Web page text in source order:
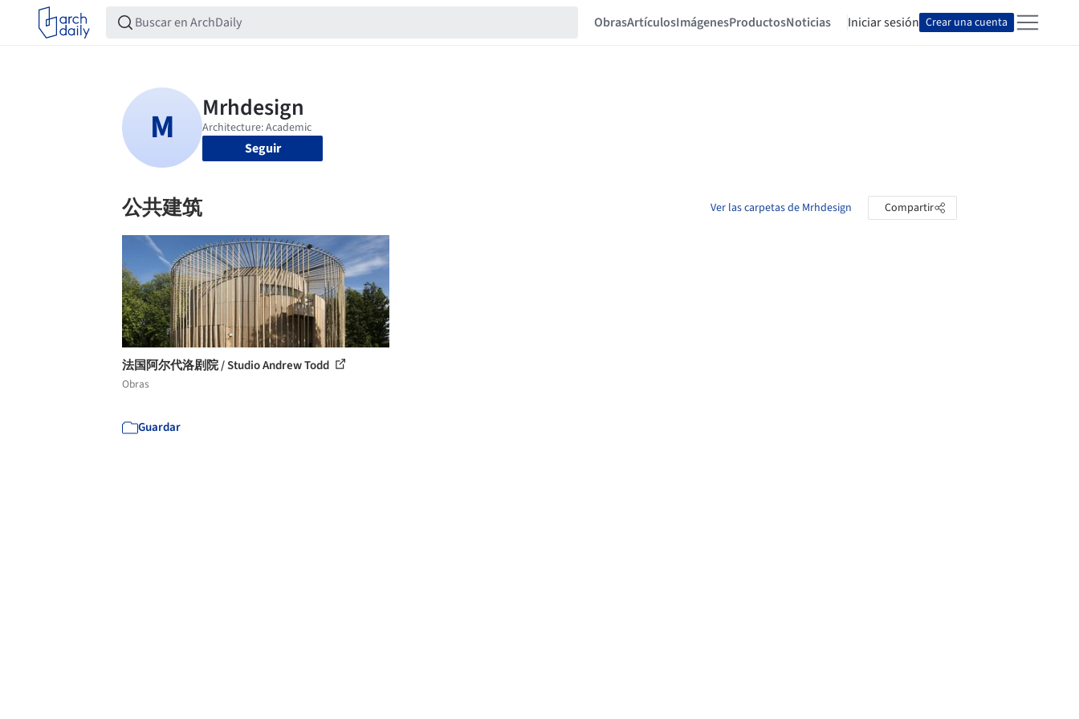
ObrasArtículosImágenesProductosNoticias Iniciar sesión Crear una cuenta
Seguir
公共建筑 Ver las carpetas de Mrhdesign Compartir
法国阿尔代洛剧院 / Studio Andrew Todd
Obras
Guardar